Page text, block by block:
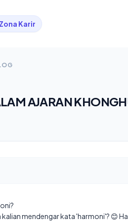
Zona Karir
AJARAN
mendengar kata 'harmoni'? 😊